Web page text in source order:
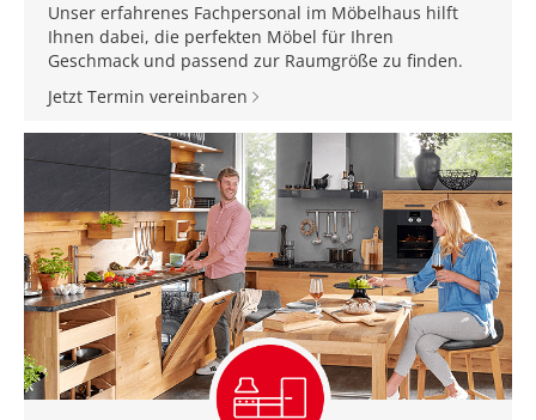
Unser erfahrenes Fachpersonal im Möbelhaus hilft
Ihnen dabei, die perfekten Möbel für Ihren
Geschmack und passend zur Raumgröße zu finden.
Jetzt Termin vereinbaren